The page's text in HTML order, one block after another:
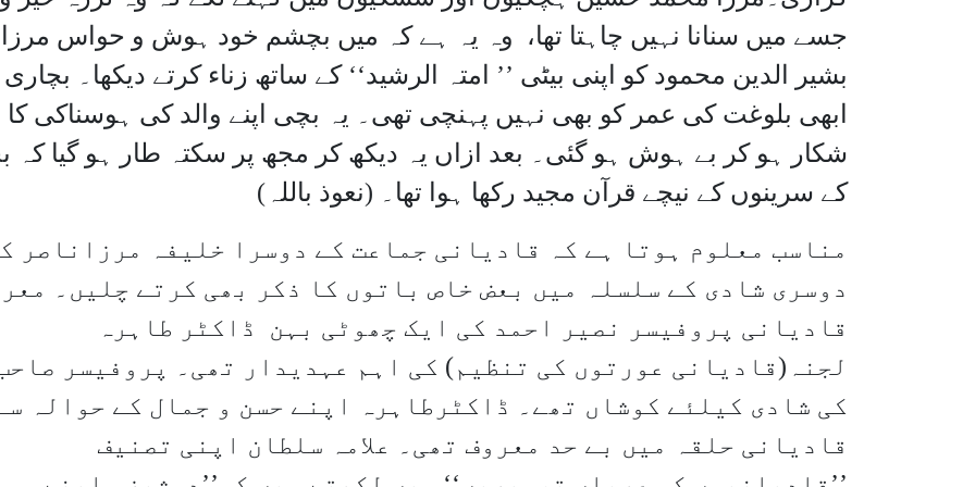
جسے میں سنانا نہیں چاہتا تھا، وہ یہ ہے کہ میں بچشم خود ہوش و حواس مرزا
بشیر الدین محمود کو اپنی بیٹی ’’ امتہ الرشید‘‘ کے ساتھ زناء کرتے دیکھا۔ بچاری
ابھی بلوغت کی عمر کو بھی نہیں پہنچی تھی۔ یہ بچی اپنے والد کی ہوسناکی کا
شکار ہو کر بے ہوش ہو گئی۔ بعد ازاں یہ دیکھ کر مجھ پر سکتہ طار ہو گیا کہ
کے سرینوں کے نیچے قرآن مجید رکھا ہوا تھا۔ (نعوذ باللہ)
مناسب معلوم ہوتا ہے کہ قادیانی جماعت کے دوسرا خلیفہ مرزاناصر
دوسری شادی کے سلسلہ میں بعض خاص باتوں کا ذکر بھی کرتے چلیں۔
قادیانی پروفیسر نصیر احمد کی ایک چھوٹی بہن ڈاکٹر طاہرہ
لجنہ(قادیانی عورتوں کی تنظیم) کی اہم عہدیدار تھی۔ پروفیسر
کی شادی کیلئے کوشاں تھے۔ ڈاکٹرطاہرہ اپنے حسن و جمال کے حوالہ
قادیانی حلقہ میں بے حد معروف تھی۔ علامہ سلطان اپنی تصنیف